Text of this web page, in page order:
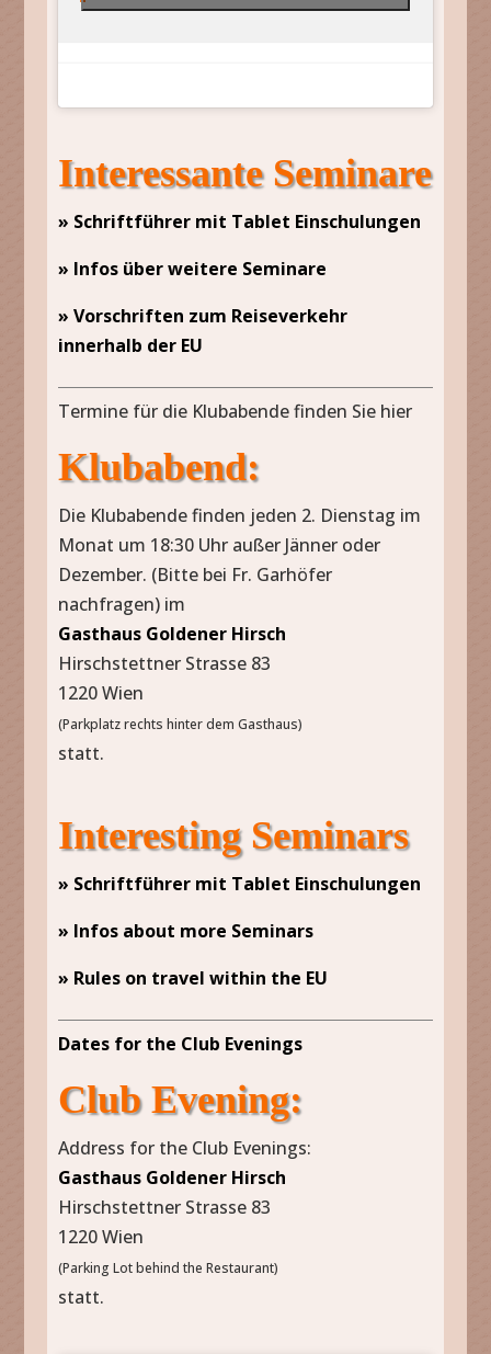
Interessante Seminare
» Schriftführer mit Tablet Einschulungen
» Infos über weitere Seminare
» Vorschriften zum Reiseverkehr
innerhalb der EU
Termine für die Klubabende finden Sie hier
Klubabend:
Die Klubabende finden jeden 2. Dienstag im
Monat um 18:30 Uhr außer Jänner oder
Dezember. (Bitte bei Fr. Garhöfer
nachfragen) im
Gasthaus Goldener Hirsch
Hirschstettner Strasse 83
1220 Wien
(Parkplatz rechts hinter dem Gasthaus)
statt.
Interesting Seminars
» Schriftführer mit Tablet Einschulungen
» Infos about more Seminars
» Rules on travel within the EU
Dates for the Club Evenings
Club Evening:
Address for the Club Evenings:
Gasthaus Goldener Hirsch
Hirschstettner Strasse 83
1220 Wien
(Parking Lot behind the Restaurant)
statt.